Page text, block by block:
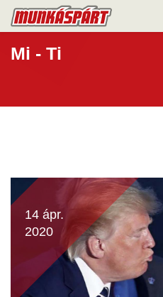
Mi - Ti
14 ápr.
2020